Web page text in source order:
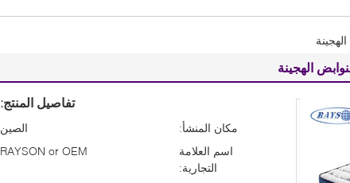
تفاصيل المنتج:
مكان المنشأ:
الصين
اسم العلامة
التجارية:
RAYSON or OEM